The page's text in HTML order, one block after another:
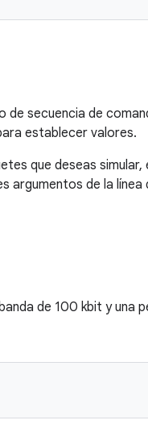
de secuencia de
establecer valores.
que deseas simular,
argumentos de la línea
de 100 kbit y una